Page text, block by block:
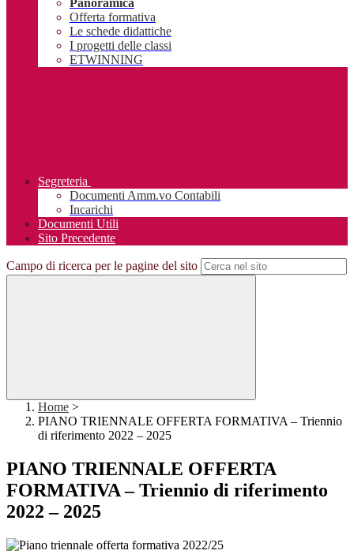
Panoramica
Offerta formativa
Le schede didattiche
I progetti delle classi
ETWINNING
Segreteria
Documenti Amm.vo Contabili
Incarichi
Documenti Utili
Sito Precedente
Campo di ricerca per le pagine del sito
Home >
PIANO TRIENNALE OFFERTA FORMATIVA – Triennio
di riferimento 2022 – 2025
PIANO TRIENNALE OFFERTA
FORMATIVA – Triennio di riferimento
2022 – 2025